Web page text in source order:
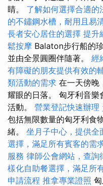
睛。 了解如何選擇合適的
的不鏽鋼水槽，耐用且易
長者安心居住的選擇 提升
鬆按摩 Balaton步行船的
並由全景圓圈伴隨著。 經
有障礙的朋友提供有效的
類活動的需求 在一天傍晚
耀眼的日落。 匈牙利音樂
活動。 營業登記快速辦理
包括無限數量的匈牙利食
緒。 坐月子中心，提供全
選擇，滿足所有賓客的需
服務 律師公會網站，查詢
樣化自助餐選擇，滿足所
申請流程 推拿專業證照